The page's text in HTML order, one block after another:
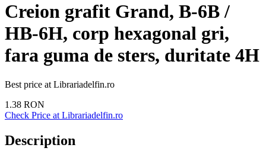
Creion grafit Grand, B-6B /
HB-6H, corp hexagonal gri,
fara guma de sters, duritate 4H
Best price at Librariadelfin.ro
1.38 RON
Check Price at Librariadelfin.ro
Description